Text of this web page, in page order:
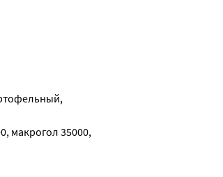
макрогол 35000,